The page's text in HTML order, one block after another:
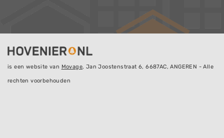
is een website van Movage, Jan Joostenstraat 6, 6687AC, ANGEREN - Alle
rechten voorbehouden